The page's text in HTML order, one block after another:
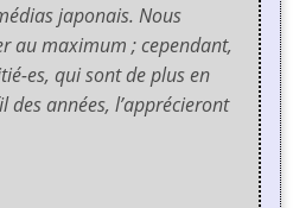
japonais. Nous
au maximum ; cependant,
es, qui sont de plus en
années, l’apprécieront